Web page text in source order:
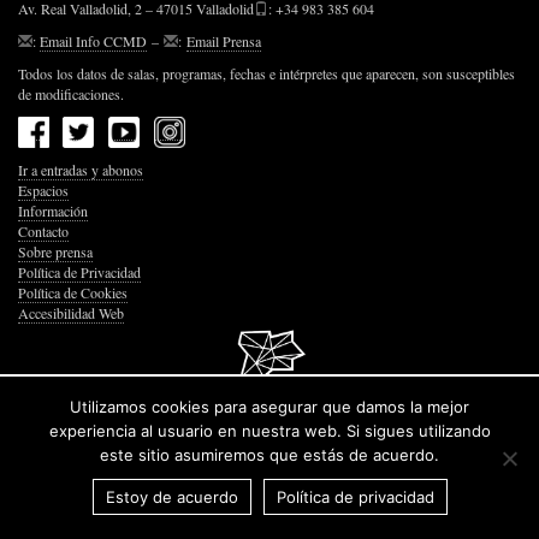
Av. Real Valladolid, 2 – 47015 Valladolid
: +34 983 385 604
:Email Info CCMD – : Email Prensa
Todos los datos de salas, programas, fechas e intérpretes que aparecen, son susceptibles
de modificaciones.
Ir a entradas y abonos
Espacios
Información
Contacto
Sobre prensa
Política de Privacidad
Política de Cookies
Accesibilidad Web
© 2026 Junta de Castilla y León
Utilizamos cookies para asegurar que damos la mejor
experiencia al usuario en nuestra web. Si sigues utilizando
este sitio asumiremos que estás de acuerdo.
Estoy de acuerdo Política de privacidad